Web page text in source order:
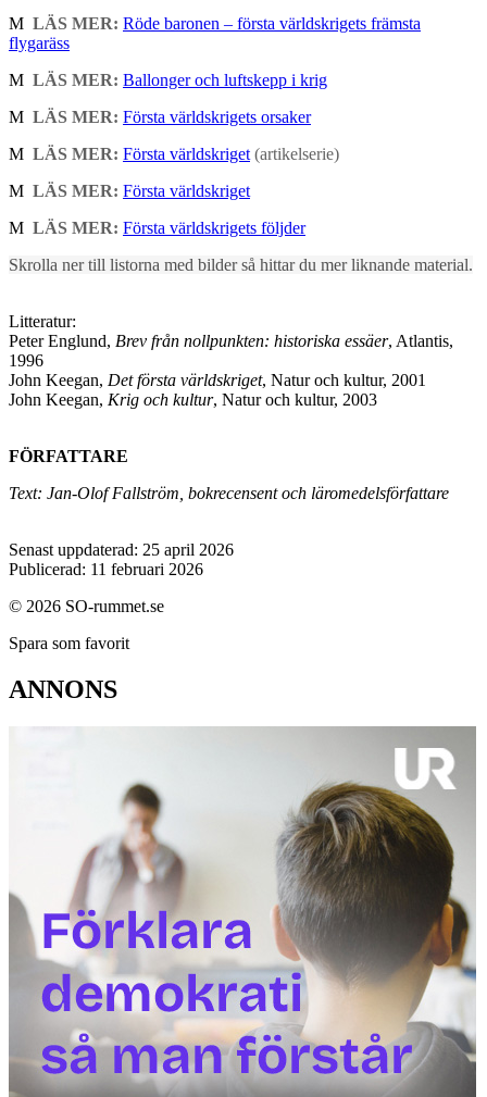
M LÄS MER: Röde baronen – första världskrigets främsta
flygaräss
M LÄS MER: Ballonger och luftskepp i krig
M LÄS MER: Första världskrigets orsaker
M LÄS MER: Första världskriget (artikelserie)
M LÄS MER: Första världskriget
M LÄS MER: Första världskrigets följder
Skrolla ner till listorna med bilder så hittar du mer liknande material.
Litteratur:
Peter Englund, Brev från nollpunkten: historiska essäer, Atlantis,
1996
John Keegan, Det första världskriget, Natur och kultur, 2001
John Keegan, Krig och kultur, Natur och kultur, 2003
FÖRFATTARE
Text: Jan-Olof Fallström, bokrecensent och läromedelsförfattare
Senast uppdaterad: 25 april 2026
Publicerad: 11 februari 2026
© 2026 SO-rummet.se
Spara som favorit
ANNONS